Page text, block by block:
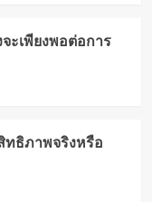
ะเพียงพอต่อการ
ทธิภาพจริงหรือ